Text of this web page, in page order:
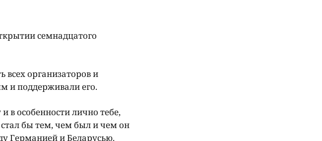
семнадцатого
всех организаторов и
и поддерживали его.
в особенности лично тебе,
бы тем, чем был и чем он
Германией и Беларусью.